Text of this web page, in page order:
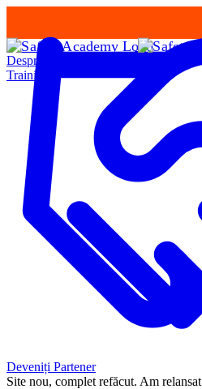
Deveniți Partener
Site nou, complet refăcut. Am
Despre Noi
Training